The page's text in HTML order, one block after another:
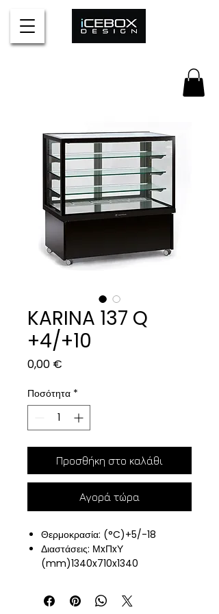
KARINA 137 Q
+4/+10
0,00 €
Ποσότητα *
Προσθήκη στο καλάθι
Αγορά τώρα
Θερμοκρασία: (°C)+5/-18
Διαστάσεις: ΜxΠxΥ
(mm)1340x710x1340
Χωρητικότητα (L)550
3 Γυάλινα ράφια 395x1270